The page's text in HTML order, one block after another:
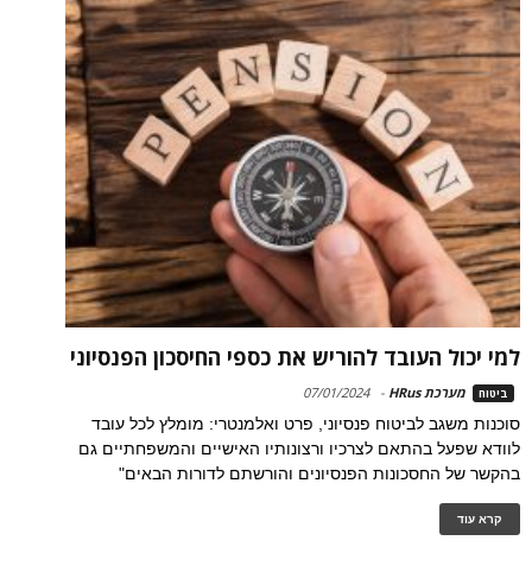
למי יכול העובד להוריש את כספי החיסכון הפנסיוני
ביטוח מערכת HRus -
07/01/2024
סוכנות משגב לביטוח פנסיוני, פרט ואלמנטרי: מומלץ לכל עובד
לוודא שפעל בהתאם לצרכיו ורצונותיו האישיים והמשפחתיים גם
בהקשר של החסכונות הפנסיונים והורשתם לדורות הבאים"
קרא עוד